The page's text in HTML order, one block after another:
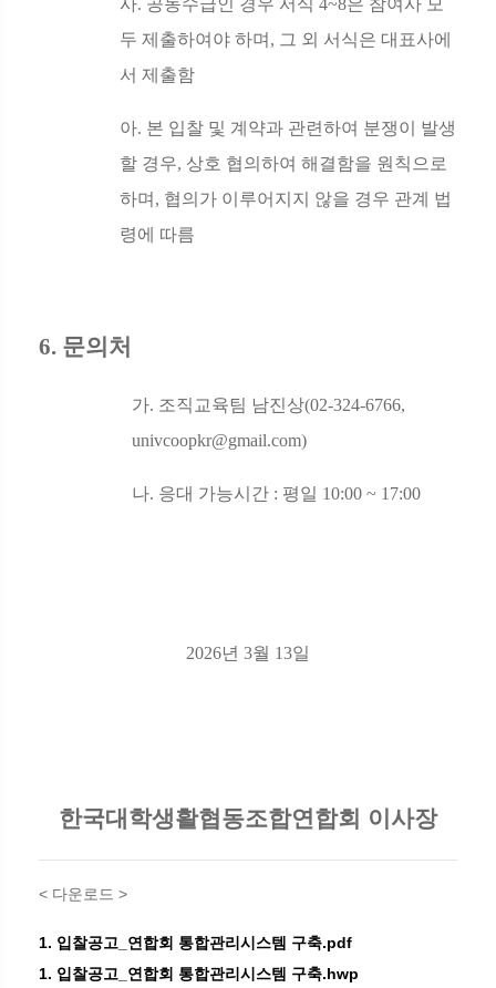
사. 공동수급인 경우 서식4~8은 참여사 모
두 제출하여야 하며 , 그 외 서식은 대표사에
서 제출함
아. 본 입찰 및 계약과 관련하여 분쟁이 발생
할 경우, 상호 협의하여 해결함을 원칙으로
하며 , 협의가 이루어지지 않을 경우 관계 법
령에 따름
6. 문의처
가. 조직교육팀 남진상(02-324-6766,
univcoopkr@gmail.com)
나. 응대 가능시간 : 평일 10:00 ~ 17:00
2026년 3월 13일
한국대학생활협동조합연합회 이사장
< 다운로드 >
1. 입찰공고_연합회 통합관리시스템 구축.pdf
1. 입찰공고_연합회 통합관리시스템 구축.hwp